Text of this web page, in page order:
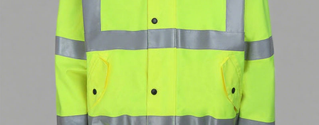
ملابس السلامة
يتوهج في المواد المظلمة
غسيل صناعي
حول تشاينا ستارز